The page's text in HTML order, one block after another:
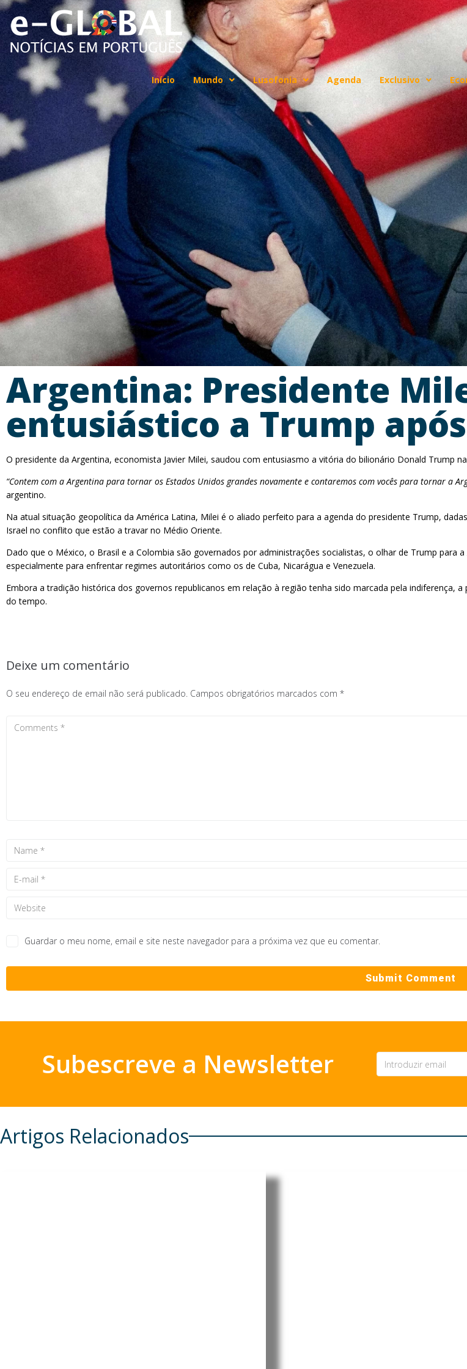
Início Mundo Lusofonia Agenda Exclusivo
Argentina: Presidente
entusiástico a Trump
O presidente da Argentina, economista Javier Milei, saudou com entusiasmo a vitória do bilionário Donald Trump
“Contem com a Argentina para tornar os Estados Unidos grandes novamente e contaremos com vocês para tornar a
argentino.
Na atual situação geopolítica da América Latina, Milei é o aliado perfeito para a agenda do presidente Trump,
Israel no conflito que estão a travar no Médio Oriente.
Dado que o México, o Brasil e a Colombia são governados por administrações socialistas, o olhar de Trump para
especialmente para enfrentar regimes autoritários como os de Cuba, Nicarágua e Venezuela.
Embora a tradição histórica dos governos republicanos em relação à região tenha sido marcada pela indiferença,
do tempo.
Deixe um comentário
O seu endereço de email não será publicado. Campos obrigatórios marcados com *
Guardar o meu nome, email e site neste navegador para a próxima vez que eu comentar.
Subescreve a Newsletter
Artigos Relacionados